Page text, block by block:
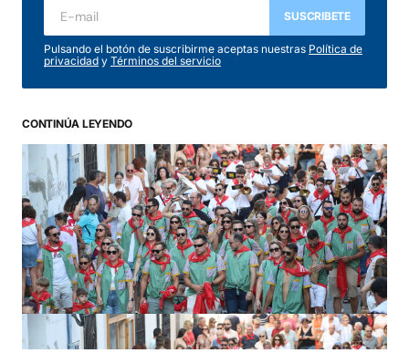
SUSCRIBETE
Pulsando el botón de suscribirme aceptas nuestras Política de
privacidad y Términos del servicio
CONTINÚA LEYENDO